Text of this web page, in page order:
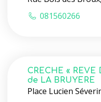
081560266
CRECHE « REVE
de LA BRUYERE
Place Lucien